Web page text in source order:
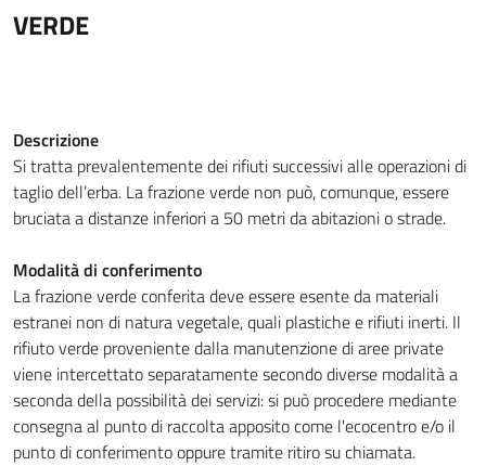
VERDE
Descrizione
Si tratta prevalentemente dei rifiuti successivi alle operazioni di
taglio dell’erba. La frazione verde non può, comunque, essere
bruciata a distanze inferiori a 50 metri da abitazioni o strade.
Modalità di conferimento
La frazione verde conferita deve essere esente da materiali
estranei non di natura vegetale, quali plastiche e rifiuti inerti. Il
rifiuto verde proveniente dalla manutenzione di aree private
viene intercettato separatamente secondo diverse modalità a
seconda della possibilità dei servizi: si può procedere mediante
consegna al punto di raccolta apposito come l'ecocentro e/o il
punto di conferimento oppure tramite ritiro su chiamata.